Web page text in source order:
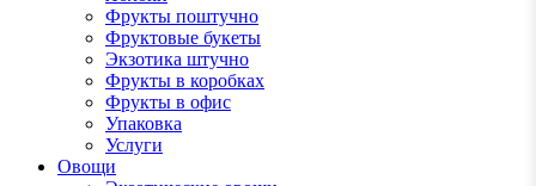
Фрукты поштучно
Фруктовые букеты
Экзотика штучно
Фрукты в коробках
Фрукты в офис
Упаковка
Услуги
Овощи